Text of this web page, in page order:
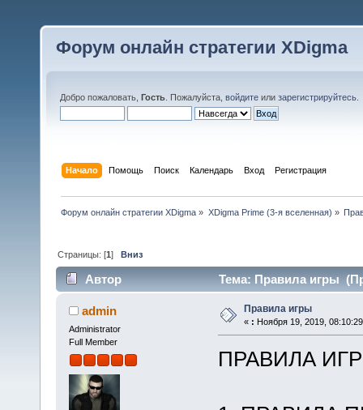
Форум онлайн стратегии XDigma
Добро пожаловать, Гость . Пожалуйста, войдите или зарегистрируйтесь
Начало Помощь Поиск Календарь Вход Регистрация
Форум онлайн стратегии XDigma » XDigma Prime (3-я вселенная) »
Страницы: [1]Вниз
Автор Тема: Правила игры
admin
Administrator
Full Member
Правила игры
« : Ноября 19, 2019,
ПРАВИЛА